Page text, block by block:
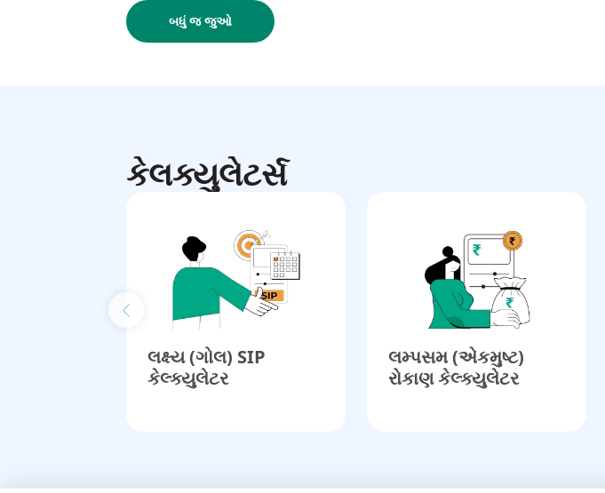
બધું જ જુઓ
કેલક્યુલેટર્સ
લક્ષ્ય (ગોલ) SIP
કેલ્ક્યુલેટર​
લમ્પસમ (એકમુષ્ટ)
રોકાણ કેલ્ક્યુલેટર​
Previous slide